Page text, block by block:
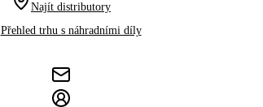
Najít distributory
Přehled trhu s náhradními díly